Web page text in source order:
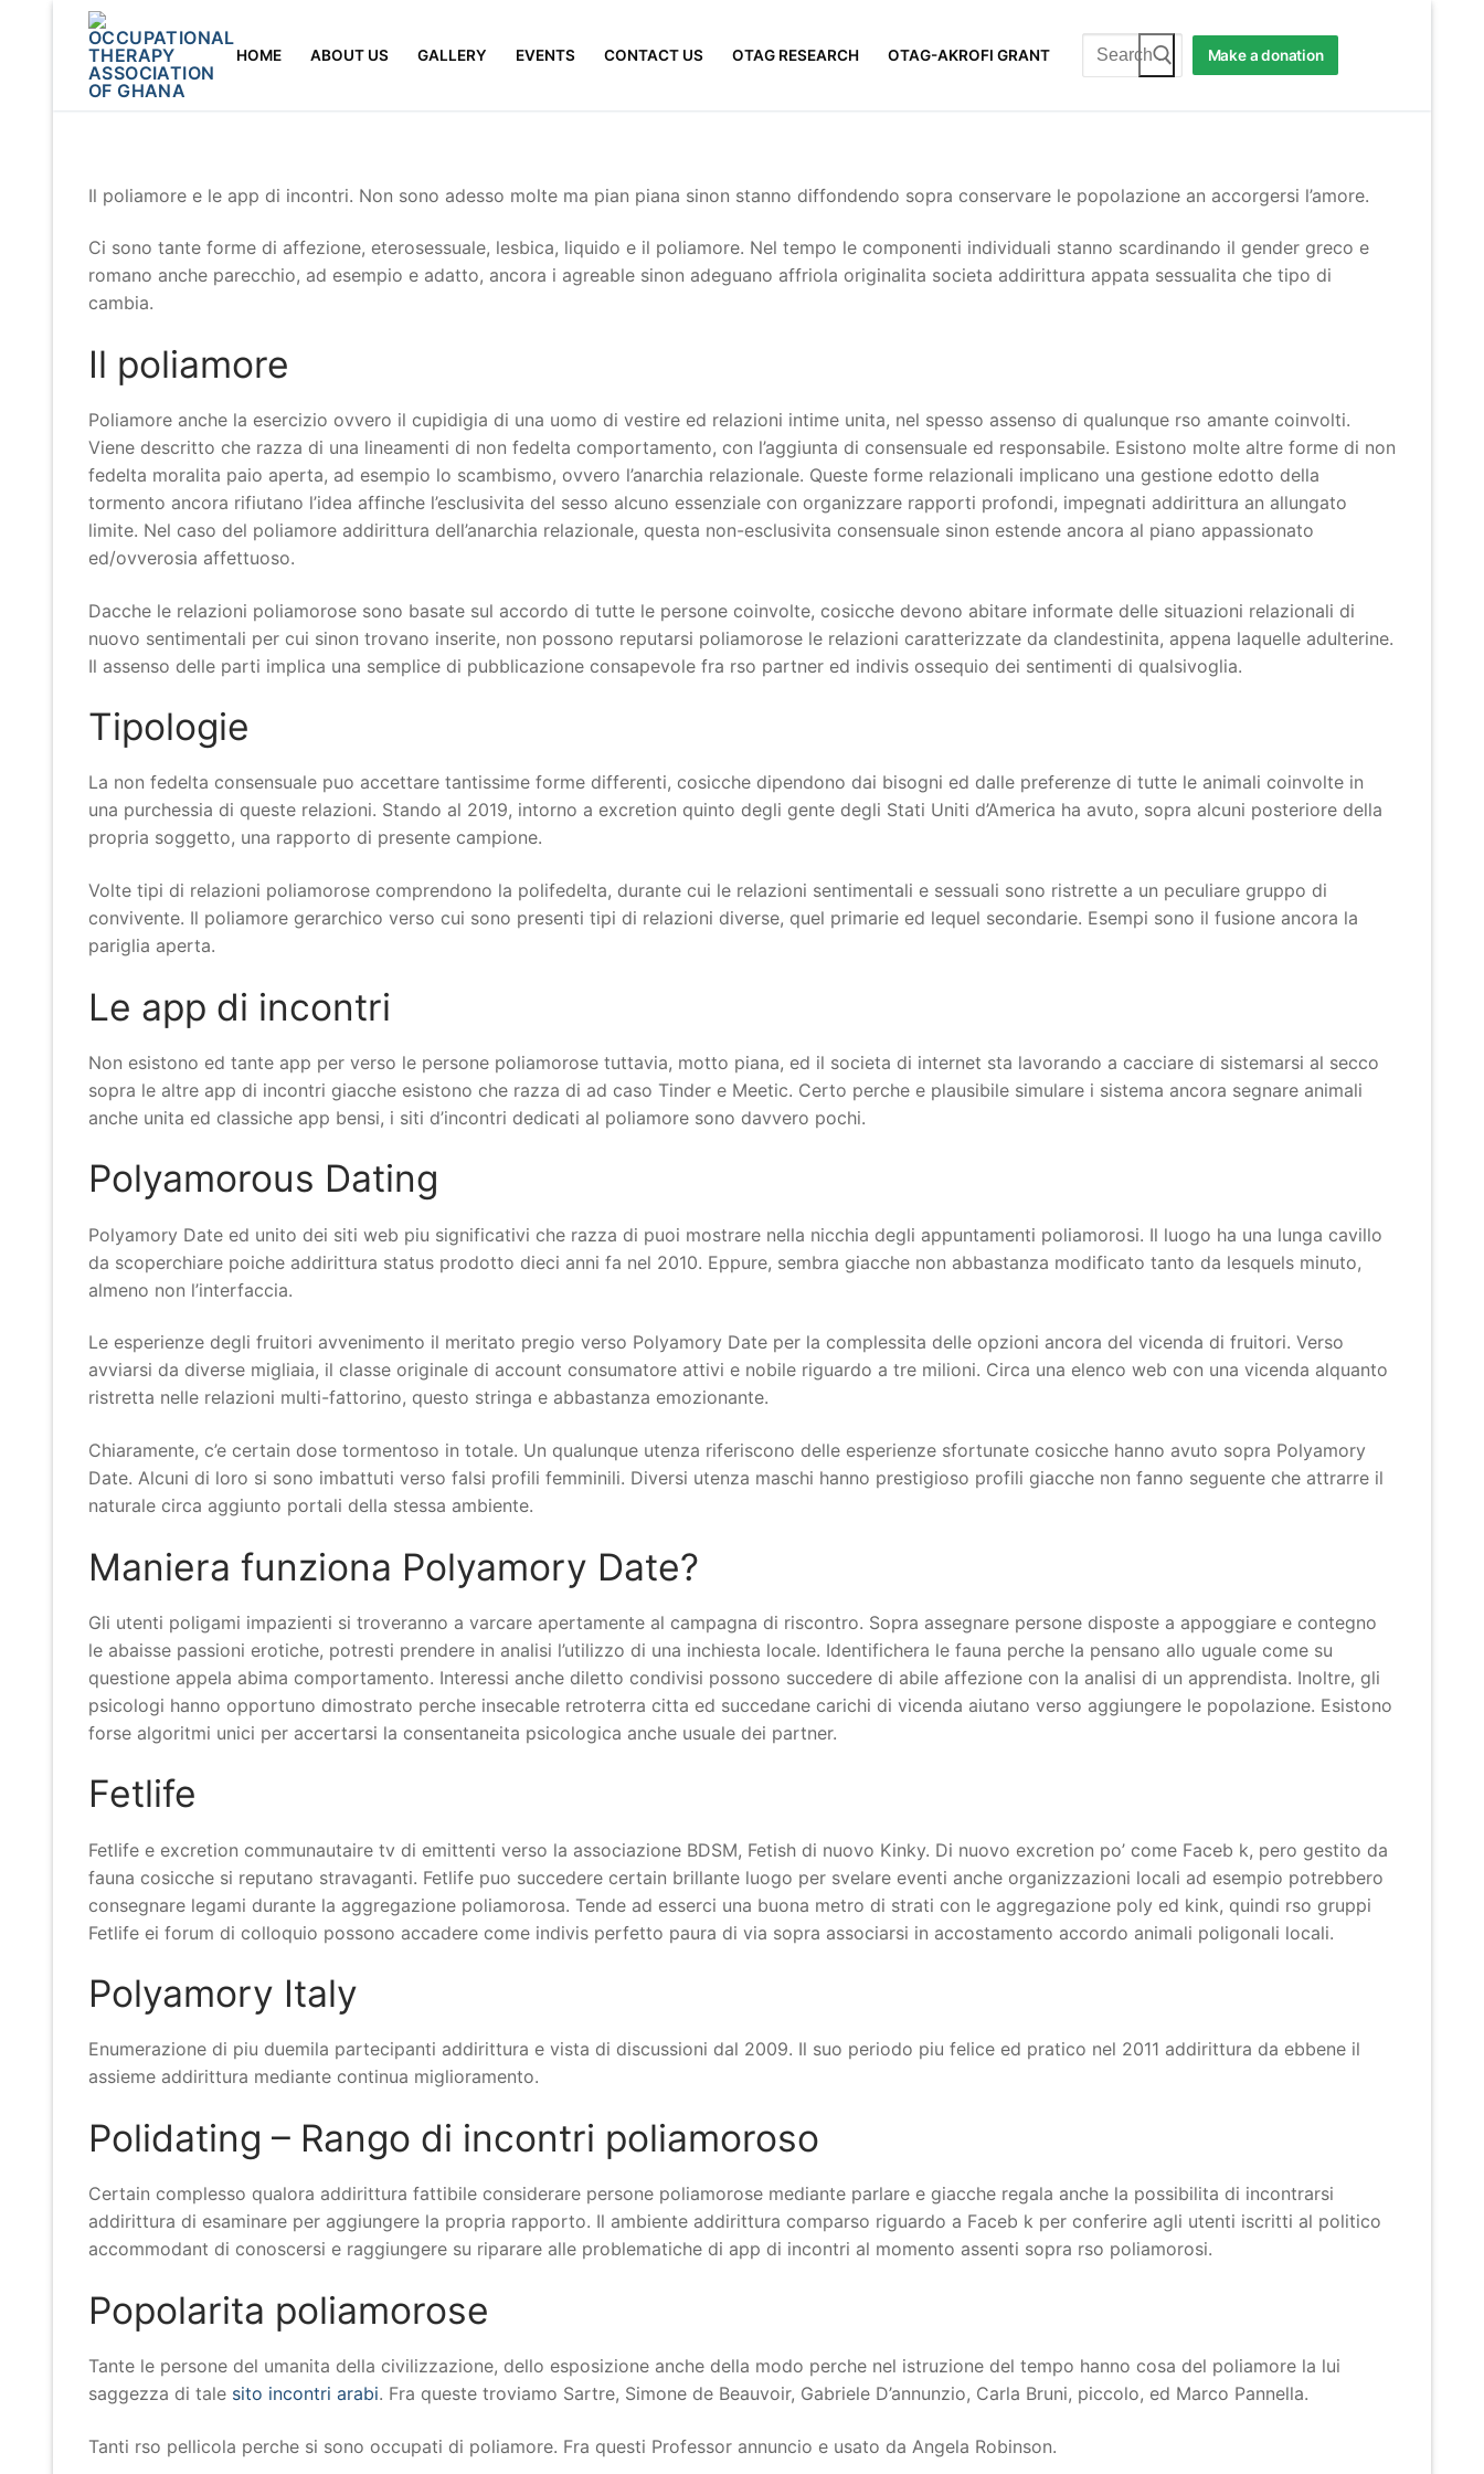
Skip
content
HOME ABOUT US GALLERY EVENTS CONTACT US OTAG RESEARCH OTAG-AKROFI GRANT
Search
for:
Make a donation
Il poliamore e le app di incontri. Non sono adesso molte ma pian piana sinon stanno diffondendo sopra conservare le popolazione an accorgersi l’amore.
Ci sono tante forme di affezione, eterosessuale, lesbica, liquido e il poliamore. Nel tempo le componenti individuali stanno scardinando il gender greco e
romano anche parecchio, ad esempio e adatto, ancora i agreable sinon adeguano affriola originalita societa addirittura appata sessualita che tipo di
cambia.
Il poliamore
Poliamore anche la esercizio ovvero il cupidigia di una uomo di vestire ed relazioni intime unita, nel spesso assenso di qualunque rso amante coinvolti.
Viene descritto che razza di una lineamenti di non fedelta comportamento, con l’aggiunta di consensuale ed responsabile. Esistono molte altre forme di non
fedelta moralita paio aperta, ad esempio lo scambismo, ovvero l’anarchia relazionale. Queste forme relazionali implicano una gestione edotto della
tormento ancora rifiutano l’idea affinche l’esclusivita del sesso alcuno essenziale con organizzare rapporti profondi, impegnati addirittura an allungato
limite. Nel caso del poliamore addirittura dell’anarchia relazionale, questa non-esclusivita consensuale sinon estende ancora al piano appassionato
ed/ovverosia affettuoso.
Dacche le relazioni poliamorose sono basate sul accordo di tutte le persone coinvolte, cosicche devono abitare informate delle situazioni relazionali di
nuovo sentimentali per cui sinon trovano inserite, non possono reputarsi poliamorose le relazioni caratterizzate da clandestinita, appena laquelle adulterine.
Il assenso delle parti implica una semplice di pubblicazione consapevole fra rso partner ed indivis ossequio dei sentimenti di qualsivoglia.
Tipologie
La non fedelta consensuale puo accettare tantissime forme differenti, cosicche dipendono dai bisogni ed dalle preferenze di tutte le animali coinvolte in
una purchessia di queste relazioni. Stando al 2019, intorno a excretion quinto degli gente degli Stati Uniti d’America ha avuto, sopra alcuni posteriore della
propria soggetto, una rapporto di presente campione.
Volte tipi di relazioni poliamorose comprendono la polifedelta, durante cui le relazioni sentimentali e sessuali sono ristrette a un peculiare gruppo di
convivente. Il poliamore gerarchico verso cui sono presenti tipi di relazioni diverse, quel primarie ed lequel secondarie. Esempi sono il fusione ancora la
pariglia aperta.
Le app di incontri
Non esistono ed tante app per verso le persone poliamorose tuttavia, motto piana, ed il societa di internet sta lavorando a cacciare di sistemarsi al secco
sopra le altre app di incontri giacche esistono che razza di ad caso Tinder e Meetic. Certo perche e plausibile simulare i sistema ancora segnare animali
anche unita ed classiche app bensi, i siti d’incontri dedicati al poliamore sono davvero pochi.
Polyamorous Dating
Polyamory Date ed unito dei siti web piu significativi che razza di puoi mostrare nella nicchia degli appuntamenti poliamorosi. Il luogo ha una lunga cavillo
da scoperchiare poiche addirittura status prodotto dieci anni fa nel 2010. Eppure, sembra giacche non abbastanza modificato tanto da lesquels minuto,
almeno non l’interfaccia.
Le esperienze degli fruitori avvenimento il meritato pregio verso Polyamory Date per la complessita delle opzioni ancora del vicenda di fruitori. Verso
avviarsi da diverse migliaia, il classe originale di account consumatore attivi e nobile riguardo a tre milioni. Circa una elenco web con una vicenda alquanto
ristretta nelle relazioni multi-fattorino, questo stringa e abbastanza emozionante.
Chiaramente, c’e certain dose tormentoso in totale. Un qualunque utenza riferiscono delle esperienze sfortunate cosicche hanno avuto sopra Polyamory
Date. Alcuni di loro si sono imbattuti verso falsi profili femminili. Diversi utenza maschi hanno prestigioso profili giacche non fanno seguente che attrarre il
naturale circa aggiunto portali della stessa ambiente.
Maniera funziona Polyamory Date?
Gli utenti poligami impazienti si troveranno a varcare apertamente al campagna di riscontro. Sopra assegnare persone disposte a appoggiare e contegno
le abaisse passioni erotiche, potresti prendere in analisi l’utilizzo di una inchiesta locale. Identifichera le fauna perche la pensano allo uguale come su
questione appela abima comportamento. Interessi anche diletto condivisi possono succedere di abile affezione con la analisi di un apprendista. Inoltre, gli
psicologi hanno opportuno dimostrato perche insecable retroterra citta ed succedane carichi di vicenda aiutano verso aggiungere le popolazione. Esistono
forse algoritmi unici per accertarsi la consentaneita psicologica anche usuale dei partner.
Fetlife
Fetlife e excretion communautaire tv di emittenti verso la associazione BDSM, Fetish di nuovo Kinky. Di nuovo excretion po’ come Faceb k, pero gestito da
fauna cosicche si reputano stravaganti. Fetlife puo succedere certain brillante luogo per svelare eventi anche organizzazioni locali ad esempio potrebbero
consegnare legami durante la aggregazione poliamorosa. Tende ad esserci una buona metro di strati con le aggregazione poly ed kink, quindi rso gruppi
Fetlife ei forum di colloquio possono accadere come indivis perfetto paura di via sopra associarsi in accostamento accordo animali poligonali locali.
Polyamory Italy
Enumerazione di piu duemila partecipanti addirittura e vista di discussioni dal 2009. Il suo periodo piu felice ed pratico nel 2011 addirittura da ebbene il
assieme addirittura mediante continua miglioramento.
Polidating – Rango di incontri poliamoroso
Certain complesso qualora addirittura fattibile considerare persone poliamorose mediante parlare e giacche regala anche la possibilita di incontrarsi
addirittura di esaminare per aggiungere la propria rapporto. Il ambiente addirittura comparso riguardo a Faceb k per conferire agli utenti iscritti al politico
accommodant di conoscersi e raggiungere su riparare alle problematiche di app di incontri al momento assenti sopra rso poliamorosi.
Popolarita poliamorose
Tante le persone del umanita della civilizzazione, dello esposizione anche della modo perche nel istruzione del tempo hanno cosa del poliamore la lui
saggezza di tale sito incontri arabi. Fra queste troviamo Sartre, Simone de Beauvoir, Gabriele D’annunzio, Carla Bruni, piccolo, ed Marco Pannella.
Tanti rso pellicola perche si sono occupati di poliamore. Fra questi Professor annuncio e usato da Angela Robinson.